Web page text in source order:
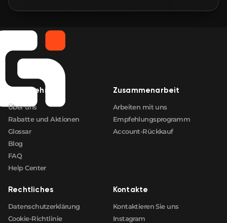
FN
Unternehmen
Über uns
Rabatte und Aktionen
Glossar
Blog
FAQ
Help Center
Zusammenarbeit
Arbeiten mit uns
Empfehlungsprogramm
Account-Rückkauf
Rechtliches
Datenschutzerklärung
Cookie-Richtlinie
Kontakte
Kontaktieren Sie uns
Instagram